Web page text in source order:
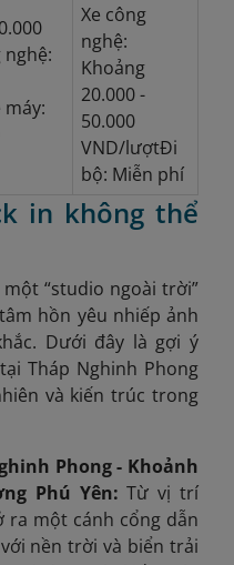
Xe công
nghệ:
Khoảng
20.000 -
50.000
VND/lượtĐi
bộ: Miễn phí
in không thể
“studio ngoài trời”
hồn yêu nhiếp ảnh
Dưới đây là gợi ý
Tháp Nghinh Phong
và kiến trúc trong
Phong - Khoảnh
Phú Yên:Từ vị trí
ra một cánh cổng dẫn
nền trời và biển trải